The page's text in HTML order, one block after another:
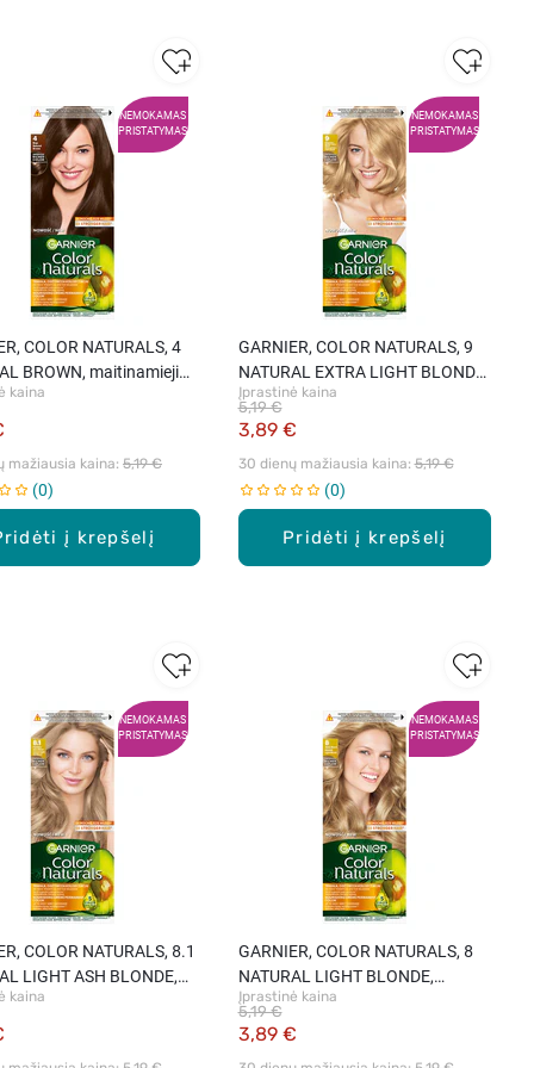
NEMOKAMAS
PRISTATYMAS
į krepšelį
COLOR NATURALS, 4
BROWN, maitinamieji
1 vnt.
kaina
mažiausia kaina: 5,19 €
0
NEMOKAMAS
PRISTATYMAS
Pridėti į krepšelį
GARNIER, COLOR NATURALS, 9
NATURAL EXTRA LIGHT BLONDE,
maitinamieji plaukų dažai, 1 vnt.
Įprastinė kaina
3,89 €
5,19 €
30 dienų mažiausia kaina: 5,19 €
0
NEMOKAMAS
PRISTATYMAS
COLOR NATURALS, 8.1
LIGHT ASH BLONDE,
plaukų dažai, 1 vnt.
kaina
NEMOKAMAS
PRISTATYMAS
GARNIER, COLOR NATURALS, 8
NATURAL LIGHT BLONDE,
maitinamieji plaukų dažai, 1 vnt.
Įprastinė kaina
3,89 €
5,19 €